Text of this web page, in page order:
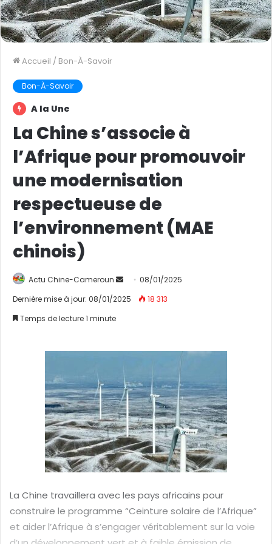
Accueil / Bon-À-Savoir
Bon-À-Savoir
A la Une
La Chine s’associe à
l’Afrique pour promouvoir
une modernisation
respectueuse de
l’environnement (MAE
chinois)
Actu Chine-Cameroun
n
e
u
n
c
o
u
r
r
e
08/01/2025
Dernière mise à jour: 08/01/2025
18 313
Temps de lecture 1 minute
La Chine travaillera avec les pays africains pour
construire le programme “Ceinture solaire de l’Afrique”
et aider l’Afrique à s’engager véritablement sur la voie